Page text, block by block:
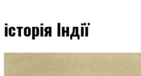
історія Індії